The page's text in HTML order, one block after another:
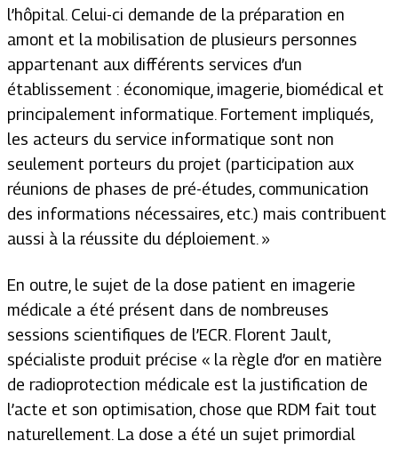
l’hôpital. Celui-ci demande de la préparation en
amont et la mobilisation de plusieurs personnes
appartenant aux différents services d’un
établissement : économique, imagerie, biomédical et
principalement informatique. Fortement impliqués,
les acteurs du service informatique sont non
seulement porteurs du projet (participation aux
réunions de phases de pré-études, communication
des informations nécessaires, etc.) mais contribuent
aussi à la réussite du déploiement. »
En outre, le sujet de la dose patient en imagerie
médicale a été présent dans de nombreuses
sessions scientifiques de l’ECR. Florent Jault,
spécialiste produit précise « la règle d’or en matière
de radioprotection médicale est la justification de
l’acte et son optimisation, chose que RDM fait tout
naturellement. La dose a été un sujet primordial